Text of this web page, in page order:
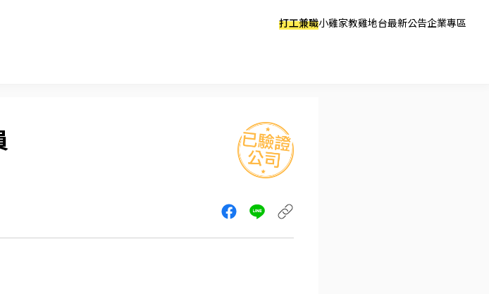
打工兼職小雞家教雞地台最新公告企業專區